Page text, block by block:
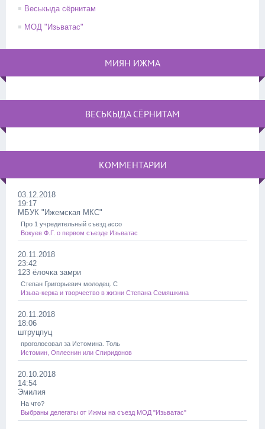
Веськыда сёрнитам
МОД "Изьватас"
МИЯН ИЖМА
ВЕСЬКЫДА СЁРНИТАМ
КОММЕНТАРИИ
03.12.2018
19:17
МБУК "Ижемская МКС"
Про 1 учредительный съезд ассо
Вокуев Ф.Г. о первом съезде Изьватас
20.11.2018
23:42
123 ёлочка замри
Степан Григорьевич молодец. С
Изьва-керка и творчество в жизни Степана Семяшкина
20.11.2018
18:06
штруцпуц
проголосовал за Истомина. Толь
Истомин, Оплеснин или Спиридонов
20.10.2018
14:54
Эмилия
На что?
Выбраны делегаты от Ижмы на съезд МОД "Изьватас"